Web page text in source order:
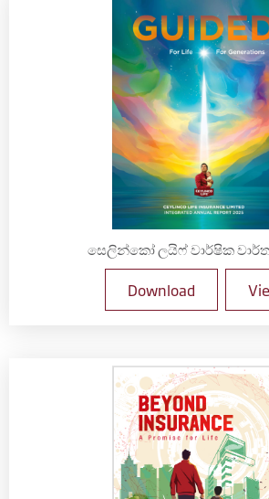
සෙලින්කෝ ලයිෆ් වාර්ෂික
Download